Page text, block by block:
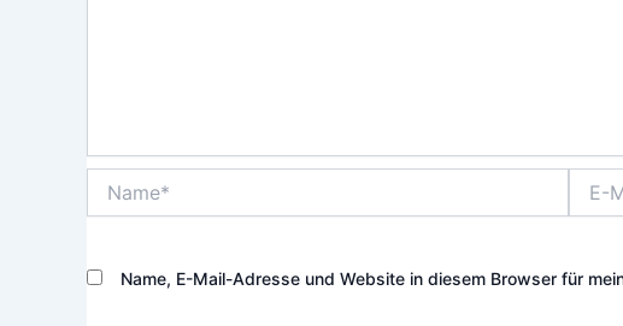
Mail-
Name, E-Mail-Adresse und Website in diesem Browser für